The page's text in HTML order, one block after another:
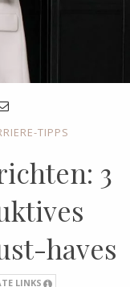
TIPPS
3
haves
LINKS